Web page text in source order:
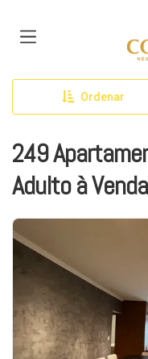
Ordenar
249
Adulto à